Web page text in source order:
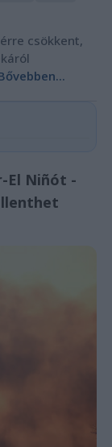
csökkent,
El Niñót -